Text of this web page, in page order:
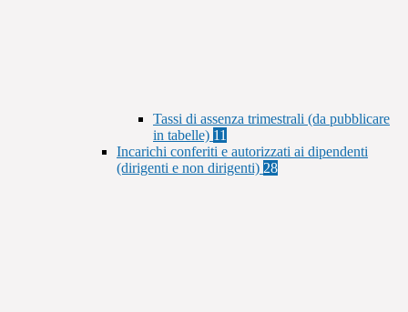
Tassi di assenza trimestrali (da pubblicare
in tabelle) 11
Incarichi conferiti e autorizzati ai dipendenti
(dirigenti e non dirigenti) 28